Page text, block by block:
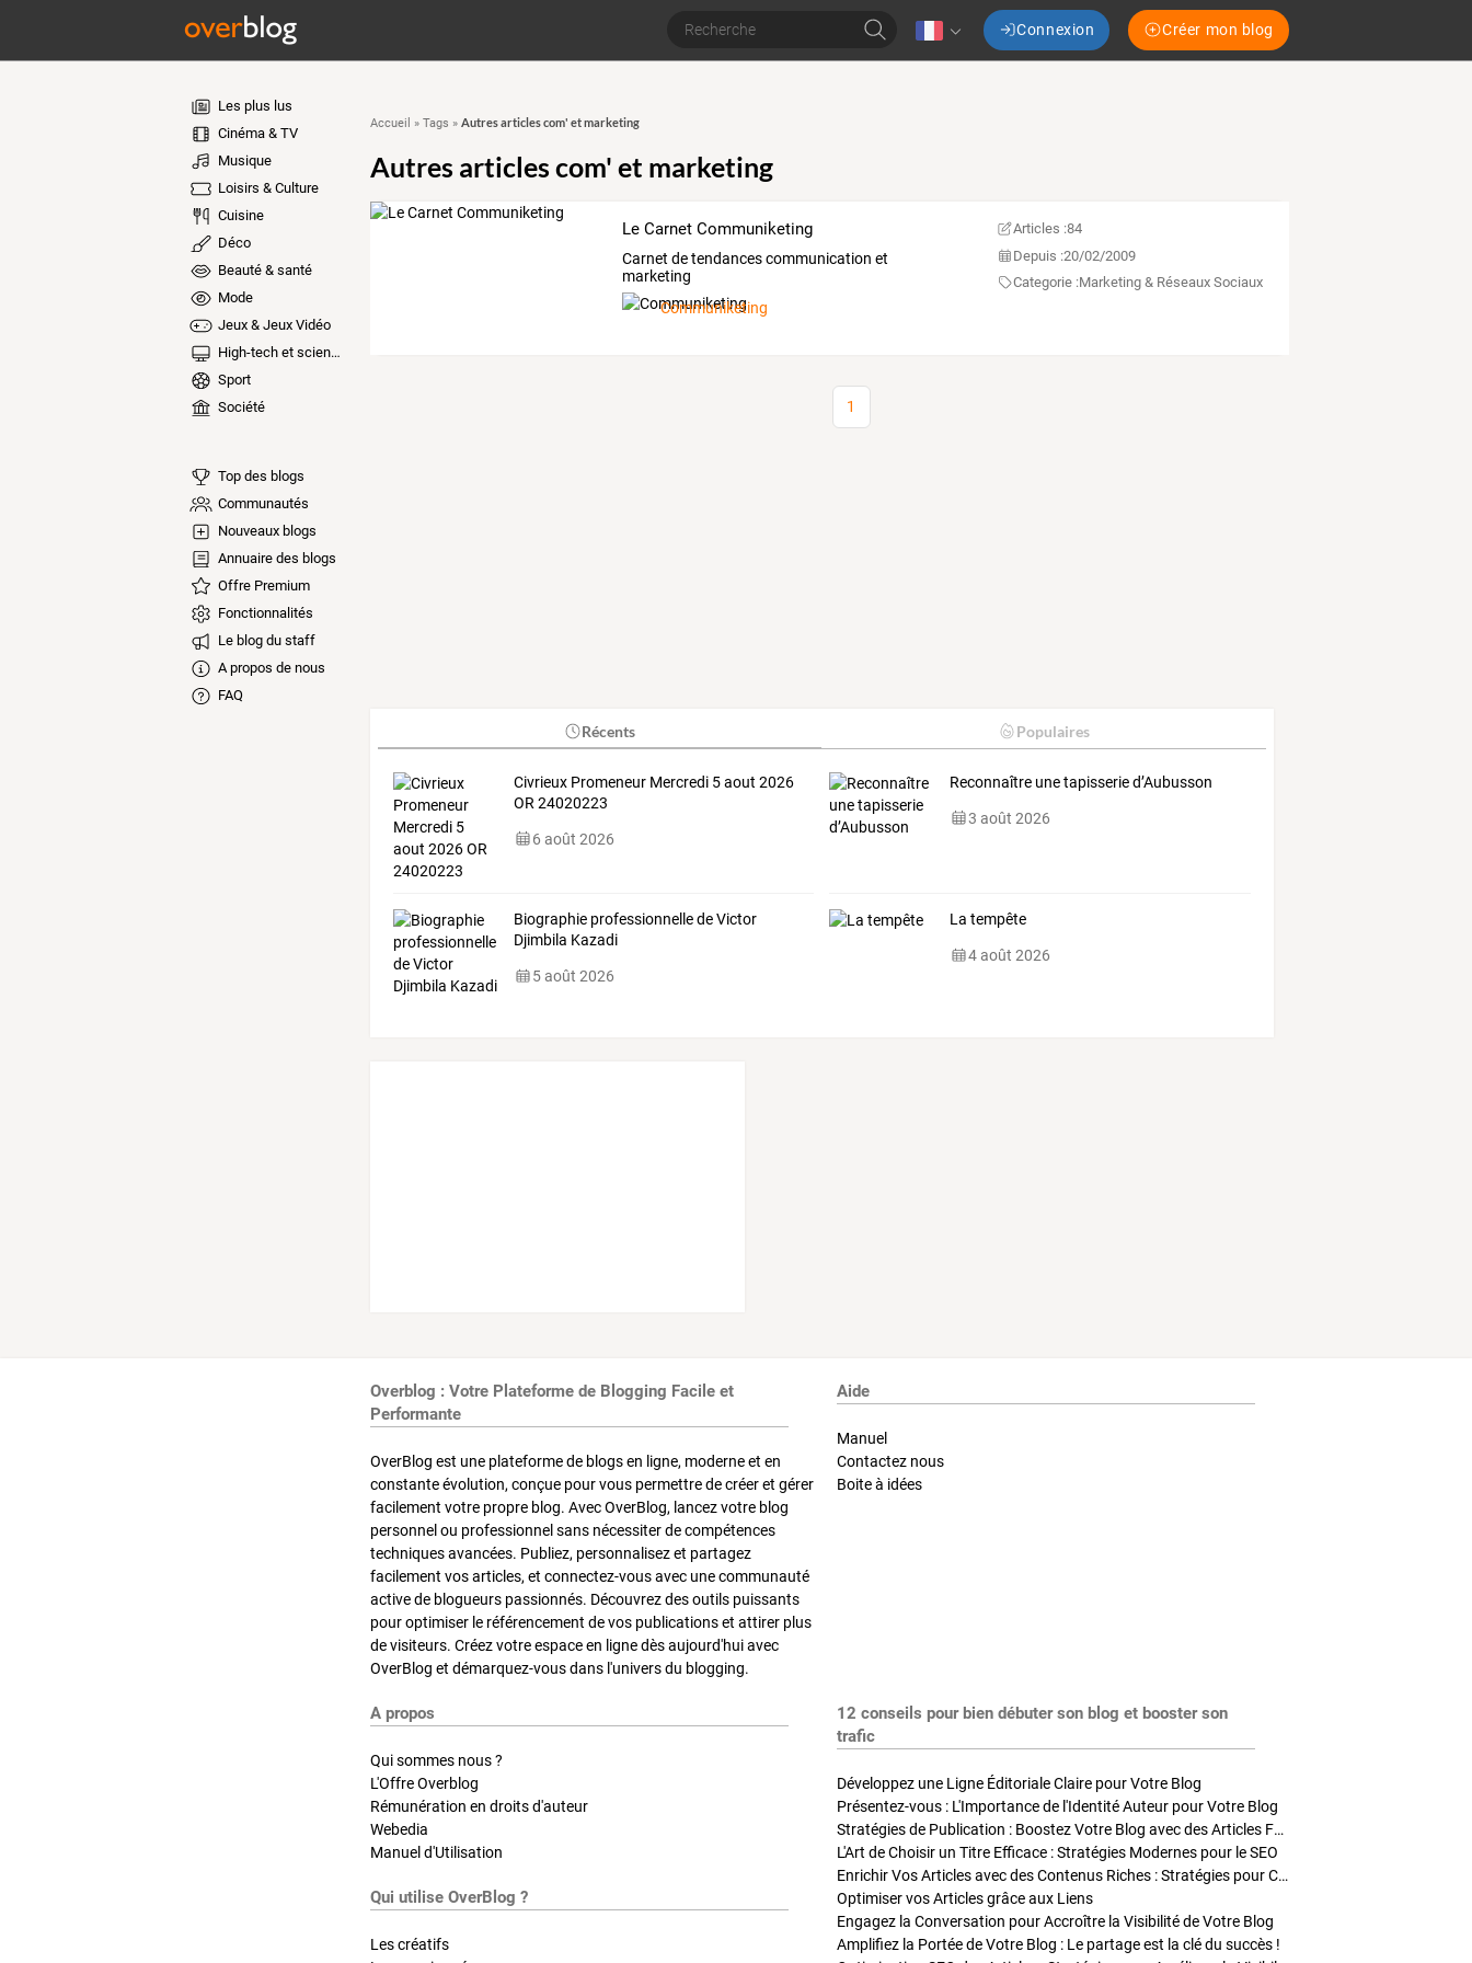
Connexion Créer mon blog
Les plus lus
Cinéma & TV
Musique
Loisirs & Culture
Cuisine
Déco
Beauté & santé
Mode
Jeux & Jeux Vidéo
High-tech et sciences
Sport
Société
Top des blogs
Communautés
Nouveaux blogs
Annuaire des blogs
Offre Premium
Fonctionnalités
Le blog du staff
A propos de nous
FAQ
Accueil » Tags » Autres articles com' et marketing
Autres articles com' et marketing
Le Carnet Communiketing
Carnet de tendances communication et
marketing
Communiketing
Articles :84
Depuis :20/02/2009
Categorie :Marketing & Réseaux Sociaux
1
Récents Populaires
Civrieux Promeneur Mercredi 5 aout 2026
OR 24020223
6 août 2026
Reconnaître une tapisserie d’Aubusson
3 août 2026
Biographie professionnelle de Victor
Djimbila Kazadi
5 août 2026
La tempête
4 août 2026
Overblog : Votre Plateforme de Blogging Facile et
Performante
OverBlog est une plateforme de blogs en ligne, moderne et en
constante évolution, conçue pour vous permettre de créer et gérer
facilement votre propre blog. Avec OverBlog, lancez votre blog
personnel ou professionnel sans nécessiter de compétences
techniques avancées. Publiez, personnalisez et partagez
facilement vos articles, et connectez-vous avec une communauté
active de blogueurs passionnés. Découvrez des outils puissants
pour optimiser le référencement de vos publications et attirer plus
de visiteurs. Créez votre espace en ligne dès aujourd'hui avec
OverBlog et démarquez-vous dans l'univers du blogging.
Aide
Manuel
Contactez nous
Boite à idées
A propos
Qui sommes nous ?
L'Offre Overblog
Rémunération en droits d'auteur
Webedia
Manuel d'Utilisation
Qui utilise OverBlog ?
Les créatifs
12 conseils pour bien débuter son blog et booster son
trafic
Développez une Ligne Éditoriale Claire pour Votre Blog
Présentez-vous : L'Importance de l'Identité Auteur pour Votre Blog
Stratégies de Publication : Boostez Votre Blog avec des Articles Fréquents et Exclusifs
L'Art de Choisir un Titre Efficace : Stratégies Modernes pour le SEO
Enrichir Vos Articles avec des Contenus Riches : Stratégies pour Captiver et Optimiser
Optimiser vos Articles grâce aux Liens
Engagez la Conversation pour Accroître la Visibilité de Votre Blog
Amplifiez la Portée de Votre Blog : Le partage est la clé du succès !